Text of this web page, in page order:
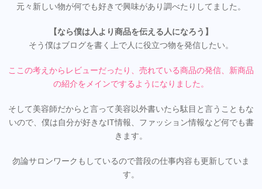
元々新しい物が何でも好きで興味があり調べたりしてました。
【なら僕は人より商品を伝える人になろう】
そう僕はブログを書く上で人に役立つ物を発信したい。
ここの考えからレビューだったり、売れている商品の発信、新商品
の紹介をメインでするようになりました。
そして美容師だからと言って美容以外書いたら駄目と言うこともな
いので、僕は自分が好きなIT情報、ファッション情報など何でも書
きます。
勿論サロンワークもしているので普段の仕事内容も更新していま
す。